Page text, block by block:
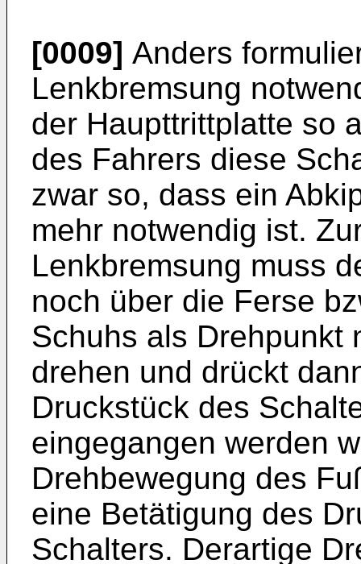
[0009] Anders
Lenkbremsung
der Haupttrittplatte so
des Fahrers diese
zwar so, dass ein
mehr notwendig ist.
Lenkbremsung muss
noch über die Ferse
Schuhs als Drehpunkt
drehen und drückt
Druckstück des
eingegangen werden
Drehbewegung des
eine Betätigung des
Schalters. Derartige